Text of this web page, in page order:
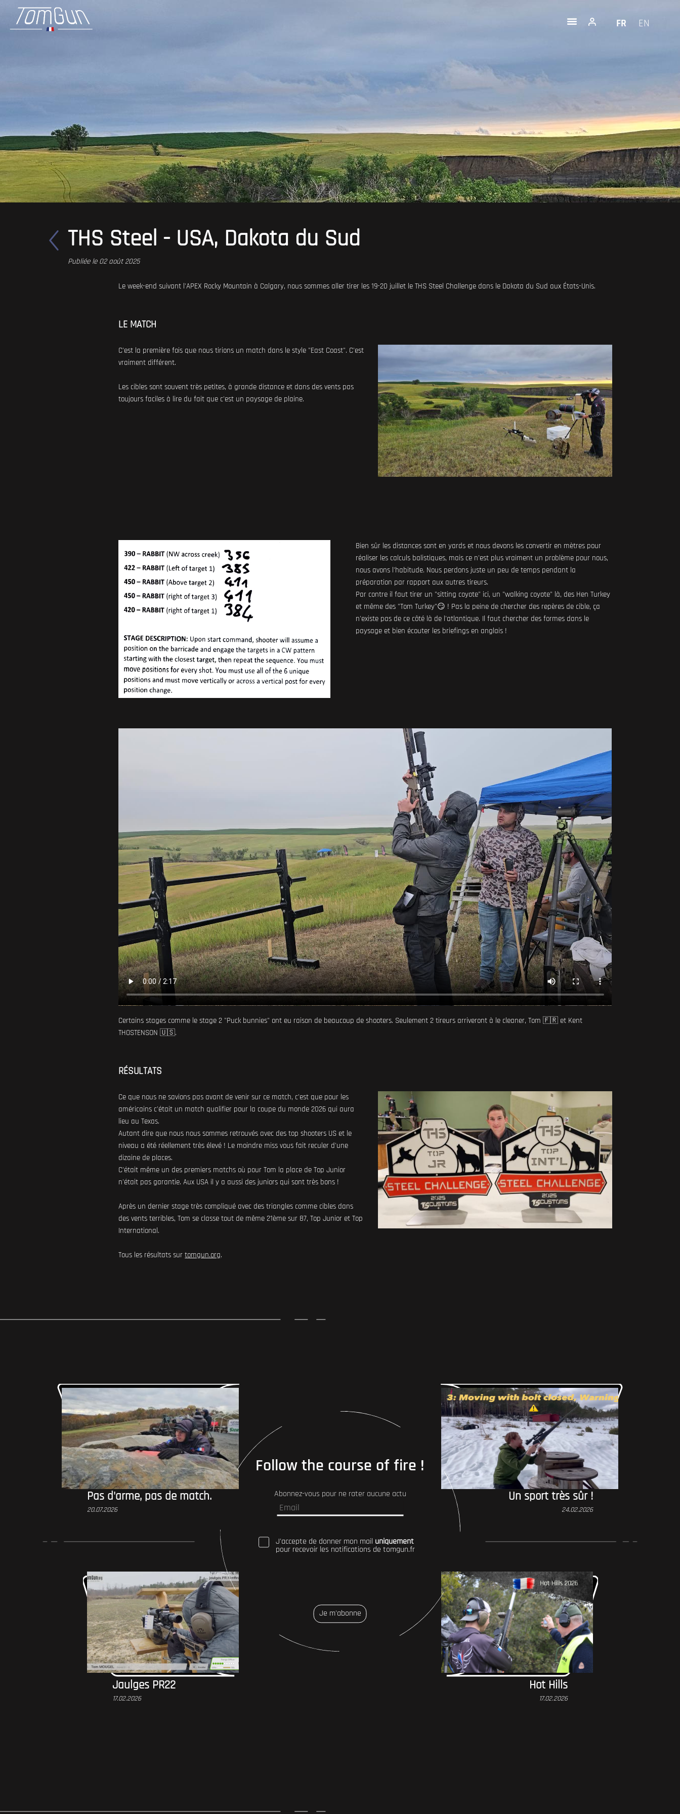
FR EN
THS Steel - USA, Dakota du Sud
Publiée le 02 août 2025
Le week-end suivant l'APEX Rocky Mountain à Calgary, nous sommes aller tirer les 19-20 juillet le THS Steel Challenge dans le Dakota du Sud aux États-Unis.
LE MATCH
C'est la première fois que nous tirions un match dans le style "East Coast". C'est
vraiment différent.
Les cibles sont souvent très petites, à grande distance et dans des vents pas
toujours faciles à lire du fait que c'est un paysage de plaine.
Bien sûr les distances sont en yards et nous devons les convertir en mètres pour
réaliser les calculs balistiques, mais ce n'est plus vraiment un problème pour nous,
nous avons l'habitude. Nous perdons juste un peu de temps pendant la
préparation par rapport aux autres tireurs.
Par contre il faut tirer un "sitting coyote" ici, un "walking coyote" là, des Hen Turkey
et même des "Tom Turkey"😏 ! Pas la peine de chercher des repères de cible, ça
n'existe pas de ce côté là de l'atlantique. Il faut chercher des formes dans le
paysage et bien écouter les briefings en anglais !
Certains stages comme le stage 2 "Puck bunnies" ont eu raison de beaucoup de shooters. Seulement 2 tireurs arriveront à le cleaner, Tom 🇫🇷 et Kent
THOSTENSON 🇺🇸.
RÉSULTATS
Ce que nous ne savions pas avant de venir sur ce match, c'est que pour les
américains c'était un match qualifier pour la coupe du monde 2026 qui aura
lieu au Texas.
Autant dire que nous nous sommes retrouvés avec des top shooters US et le
niveau a été réellement très élevé ! Le moindre miss vous fait reculer d'une
dizaine de places.
C'était même un des premiers matchs où pour Tom la place de Top Junior
n'était pas garantie. Aux USA il y a aussi des juniors qui sont très bons !
Après un dernier stage très compliqué avec des triangles comme cibles dans
des vents terribles, Tom se classe tout de même 21ème sur 87, Top Junior et Top
International.
Tous les résultats surtomgun.org.
Pas d'arme, pas de match.
20.07.2026
Un sport très sûr !
24.02.2026
Jaulges PR22
17.02.2026
Hot Hills
17.02.2026
Follow the course of fire !
Abonnez-vous pour ne rater aucune actu
J'accepte de donner mon mail uniquement
pour recevoir les notifications de tomgun.fr
Je m'abonne